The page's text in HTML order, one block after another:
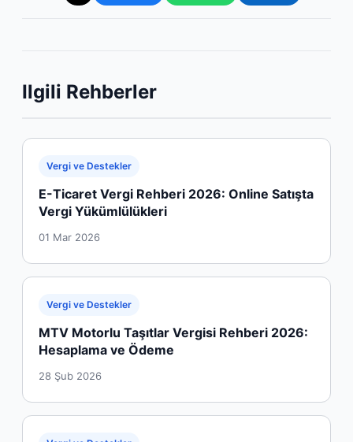
Ilgili Rehberler
Vergi ve Destekler
E-Ticaret Vergi Rehberi 2026: Online Satışta
Vergi Yükümlülükleri
01 Mar 2026
Vergi ve Destekler
MTV Motorlu Taşıtlar Vergisi Rehberi 2026:
Hesaplama ve Ödeme
28 Şub 2026